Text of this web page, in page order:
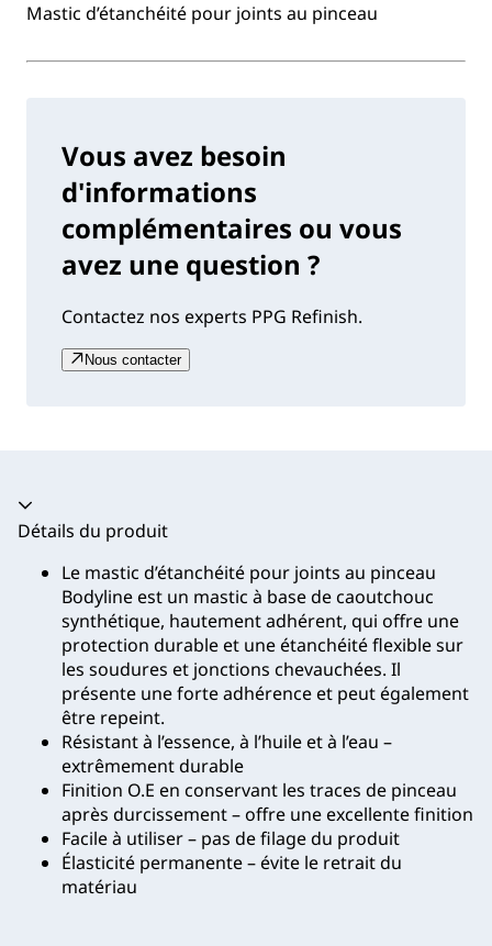
Mastic d’étanchéité pour joints au pinceau
Vous avez besoin
d'informations
complémentaires ou vous
avez une question ?
Contactez nos experts PPG Refinish.
Nous contacter
Accordéon fermé
Détails du produit
Le mastic d’étanchéité pour joints au pinceau
Bodyline est un mastic à base de caoutchouc
synthétique, hautement adhérent, qui offre une
protection durable et une étanchéité flexible sur
les soudures et jonctions chevauchées. Il
présente une forte adhérence et peut également
être repeint.
Résistant à l’essence, à l’huile et à l’eau –
extrêmement durable
Finition O.E en conservant les traces de pinceau
après durcissement – offre une excellente finition
Facile à utiliser – pas de filage du produit
Élasticité permanente – évite le retrait du
matériau